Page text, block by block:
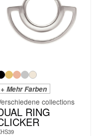
+ Mehr Farben
RING